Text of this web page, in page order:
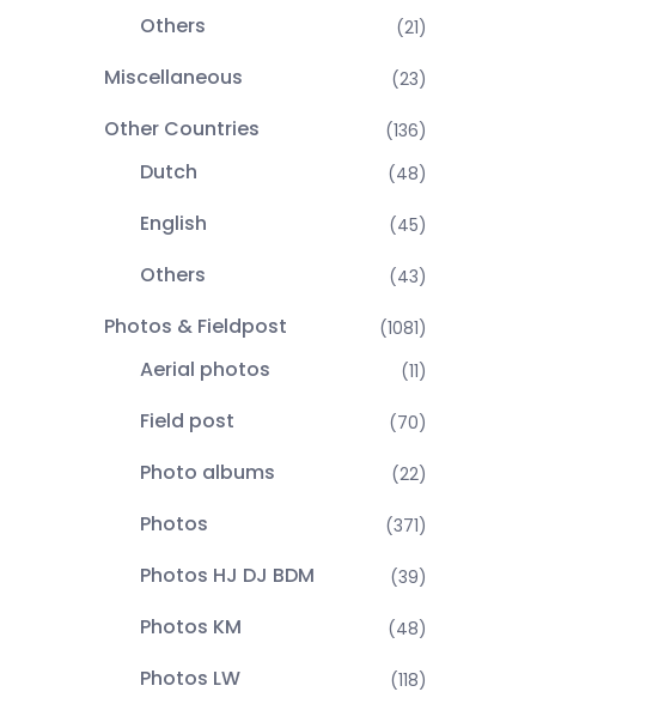
Others (21)
Miscellaneous (23)
Other Countries (136)
Dutch (48)
English (45)
Others (43)
Photos & Fieldpost (1081)
Aerial photos (11)
Field post (70)
Photo albums (22)
Photos (371)
Photos HJ DJ BDM (39)
Photos KM (48)
Photos LW (118)